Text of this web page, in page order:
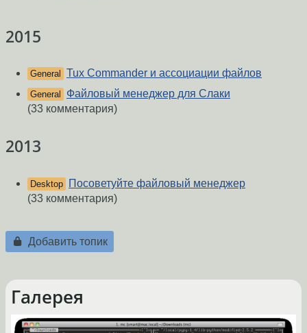
2015
General Tux Commander и ассоциации файлов
General
Файловый менеджер для Слаки
(33 комментария)
2013
Desktop
Посоветуйте файловый менеджер
(33 комментария)
Добавить топик
Галерея